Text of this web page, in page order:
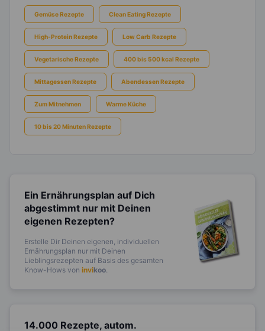
Gemüse Rezepte Clean Eating Rezepte
High-Protein Rezepte Low Carb Rezepte
Vegetarische Rezepte 400 bis 500 kcal Rezepte
Mittagessen Rezepte Abendessen Rezepte
Zum Mitnehmen Warme Küche
10 bis 20 Minuten Rezepte
Ein Ernährungsplan auf Dich
abgestimmt nur mit Deinen
eigenen Rezepten?
Erstelle Dir Deinen eigenen, individuellen
Ernährungsplan nur mit Deinen
Lieblingsrezepten auf Basis des gesamten
Know-Hows von invikoo
14.000 Rezepte, autom.